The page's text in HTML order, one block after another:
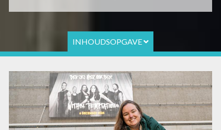
INHOUDSOPGAVE